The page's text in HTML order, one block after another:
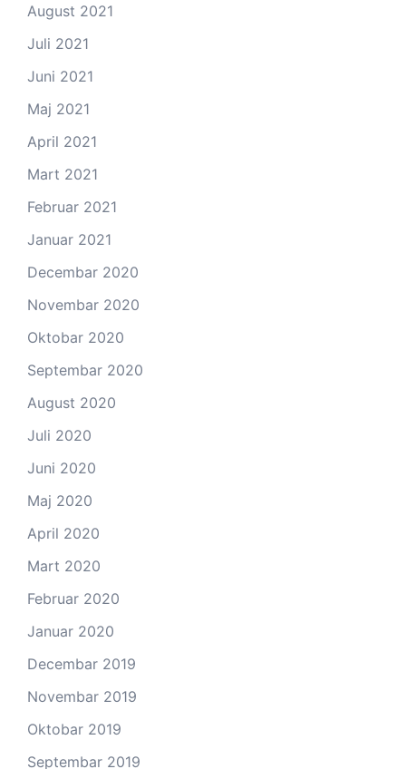
August 2021
Juli 2021
Juni 2021
Maj 2021
April 2021
Mart 2021
Februar 2021
Januar 2021
Decembar 2020
Novembar 2020
Oktobar 2020
Septembar 2020
August 2020
Juli 2020
Juni 2020
Maj 2020
April 2020
Mart 2020
Februar 2020
Januar 2020
Decembar 2019
Novembar 2019
Oktobar 2019
Septembar 2019